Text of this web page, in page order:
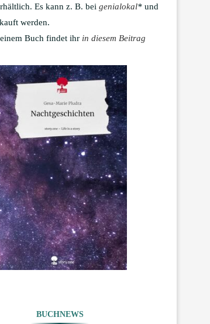
Es kann z. B. bei genialokal* und
werden.
Buch findet ihr in diesem Beitrag
BUCHNEWS